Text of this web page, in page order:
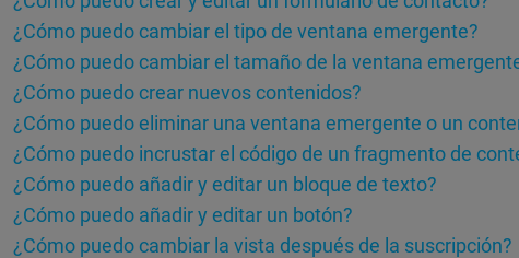
¿Cómo puedo cambiar el tipo de ventana emergente?
¿Cómo puedo cambiar el tamaño de la ventana
¿Cómo puedo crear nuevos contenidos?
¿Cómo puedo eliminar una ventana emergente o un
¿Cómo puedo incrustar el código de un fragmento de
¿Cómo puedo añadir y editar un bloque de texto?
¿Cómo puedo añadir y editar un botón?
¿Cómo puedo cambiar la vista después de la suscripción?